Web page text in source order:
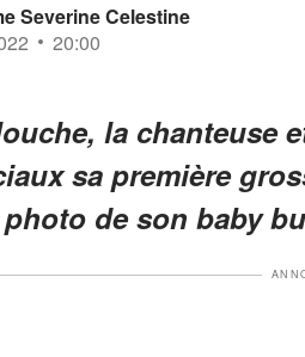
Severine Celestine
20:00
la chanteuse
sa première
de son baby